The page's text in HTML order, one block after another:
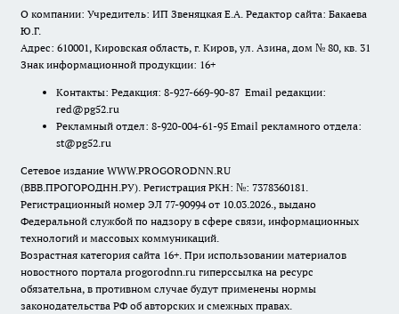
О компании: Учредитель: ИП Звеняцкая Е.А. Редактор сайта: Бакаева
Ю.Г.
Адрес: 610001, Кировская область, г. Киров, ул. Азина, дом № 80, кв. 31
Знак информационной продукции: 16+
Контакты: Редакция: 8-927-669-90-87 Email редакции:
red@pg52.ru
Рекламный отдел: 8-920-004-61-95 Email рекламного отдела:
st@pg52.ru
Сетевое издание WWW.PROGORODNN.RU
(ВВВ.ПРОГОРОДНН.РУ). Регистрация РКН: №: 7378360181.
Регистрационный номер ЭЛ 77-90994 от 10.03.2026., выдано
Федеральной службой по надзору в сфере связи, информационных
технологий и массовых коммуникаций.
Возрастная категория сайта 16+. При использовании материалов
новостного портала progorodnn.ru гиперссылка на ресурс
обязательна, в противном случае будут применены нормы
законодательства РФ об авторских и смежных правах.